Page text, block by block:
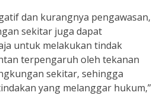
dan kurangnya pengawasan,
sekitar juga dapat
untuk melakukan tindak
terpengaruh oleh tekanan
sekitar, sehingga
yang melanggar hukum,”